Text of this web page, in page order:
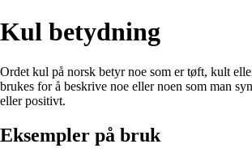
Kul betydning
Ordet kul på norsk betyr noe som er tøft, kult
brukes for å beskrive noe eller noen som man
eller positivt.
Eksempler på bruk